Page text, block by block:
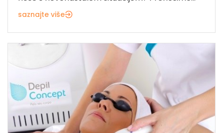
saznajte više